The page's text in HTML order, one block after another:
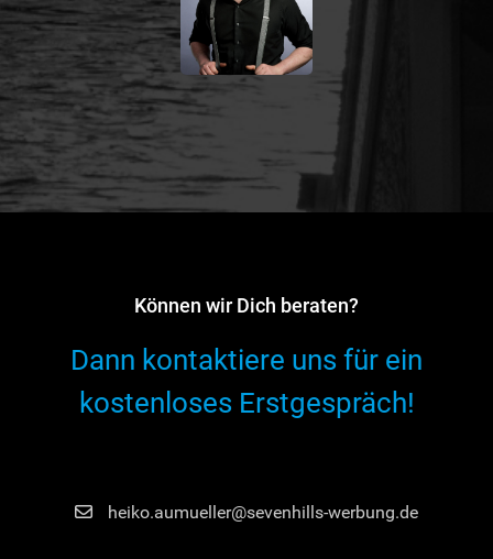
Können wir Dich beraten?
Dann kontaktiere uns für ein
kostenloses Erstgespräch!
heiko.aumueller@sevenhills-werbung.de